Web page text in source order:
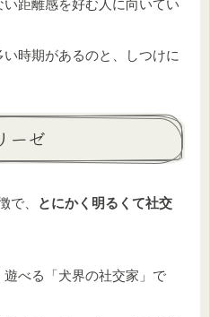
距離感を好む人に向いてい
時期があるのと、しつけに
ーゼ
で、
とにかく明るくて社交
べる「犬界の社交家」で